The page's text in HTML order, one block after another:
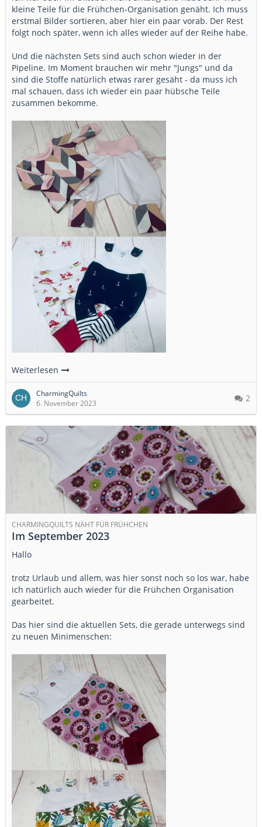
kleine Teile für die Frühchen-Organisation genäht. Ich muss
erstmal Bilder sortieren, aber hier ein paar vorab. Der Rest
folgt noch später, wenn ich alles wieder auf der Reihe habe.
Und die nächsten Sets sind auch schon wieder in der
Pipeline. Im Moment brauchen wir mehr "Jungs" und da
sind die Stoffe natürlich etwas rarer gesäht - da muss ich
mal schauen, dass ich wieder ein paar hübsche Teile
zusammen bekomme.
Weiterlesen
CharmingQuilts
6. November 2023
2
CHARMINGQUILTS NÄHT FÜR FRÜHCHEN
Im September 2023
Hallo
trotz Urlaub und allem, was hier sonst noch so los war, habe
ich natürlich auch wieder für die Frühchen Organisation
gearbeitet.
Das hier sind die aktuellen Sets, die gerade unterwegs sind
zu neuen Minimenschen: